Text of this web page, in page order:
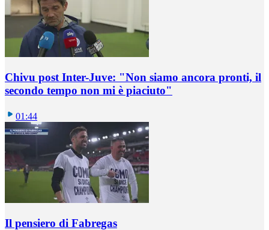
Chivu post Inter-Juve: "Non siamo ancora pronti, il
secondo tempo non mi è piaciuto"
01:44
Il pensiero di Fabregas